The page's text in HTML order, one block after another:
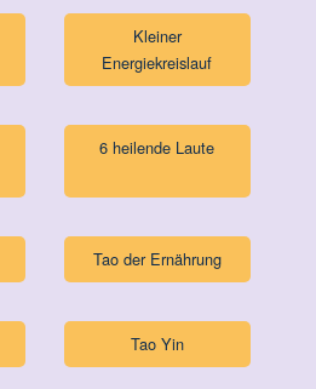
Kleiner
Energiekreislauf
6 heilende Laute
Tao der Ernährung
Tao Yin